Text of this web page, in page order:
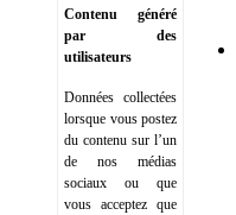
Contenu généré
par des
utilisateurs
Données collectées
lorsque vous postez
du contenu sur l’un
de nos médias
sociaux ou que
vous acceptez que